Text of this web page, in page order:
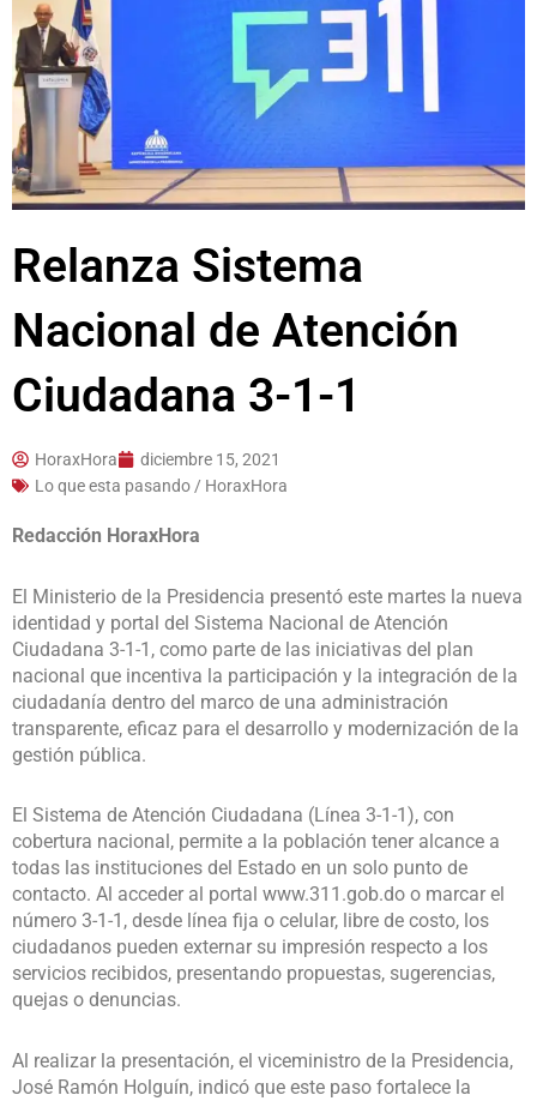
Relanza Sistema
Nacional de Atención
Ciudadana 3-1-1
HoraxHora
diciembre 15, 2021
Lo que esta pasando / HoraxHora
Redacción HoraxHora
El Ministerio de la Presidencia presentó este martes la nueva
identidad y portal del Sistema Nacional de Atención
Ciudadana 3-1-1, como parte de las iniciativas del plan
nacional que incentiva la participación y la integración de la
ciudadanía dentro del marco de una administración
transparente, eficaz para el desarrollo y modernización de la
gestión pública.
El Sistema de Atención Ciudadana (Línea 3-1-1), con
cobertura nacional, permite a la población tener alcance a
todas las instituciones del Estado en un solo punto de
contacto. Al acceder al portal www.311.gob.do o marcar el
número 3-1-1, desde línea fija o celular, libre de costo, los
ciudadanos pueden externar su impresión respecto a los
servicios recibidos, presentando propuestas, sugerencias,
quejas o denuncias.
Al realizar la presentación, el viceministro de la Presidencia,
José Ramón Holguín, indicó que este paso fortalece la